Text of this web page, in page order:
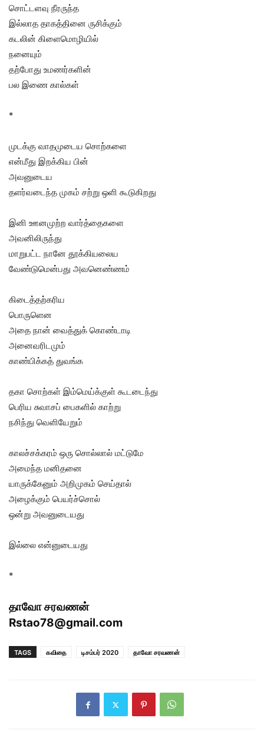
சொட்டளவு நீரருந்த
இல்லாத தாகத்தினை ருசிக்கும்
கடலின் கிளைமொழியில்
நனையும்
தற்போது உமணர்களின்
பல இணை கால்கள்
*
முடக்கு வாதமுடைய சொற்களை
என்மீது இறக்கிய பின்
அவனுடைய
தளர்வடைந்த முகம் சற்று ஒளி கூடுகிறது
இனி ஊனமுற்ற வார்த்தைகளை
அவனிலிருந்து
மாறுபட்ட நானே தூக்கியலைய
வேண்டுமென்பது அவனெண்ணம்
கிடைத்தற்கரிய
பொருளென
அதை நான் வைத்துக் கொண்டாடி
அனைவரிடமும்
காண்பிக்கத் துவங்க
தகா சொற்கள் இம்மெய்க்குள் கூடடைந்து
பெரிய சுவாசப் பைகளில் காற்று
நசிந்து வெளியேறும்
காலச்சக்கரம் ஒரு சொல்லால் மட்டுமே
அமைந்த மனிதனை
யாருக்கேனும் அறிமுகம் செய்தால்
அழைக்கும் பெயர்ச்சொல்
ஒன்று அவனுடையது
இல்லை என்னுடையது
*
தாவோ சரவணன்
Rstao78@gmail.com
TAGS கவிதை டிசம்பர் 2020 தாவோ சரவணன்